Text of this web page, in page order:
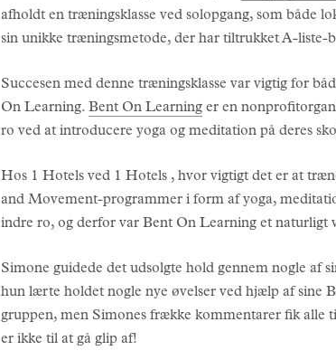
afholdt en træningsklasse ved solopgang, som både
sin unikke træningsmetode, der har tiltrukket A-liste-
Succesen med denne træningsklasse var vigtig for
On Learning. Bent On Learning er en
ro ved at introducere yoga og meditation på deres
Hos 1 Hotels ved 1 Hotels , hvor vigtigt det er at
and Movement-programmer i form af yoga,
indre ro, og derfor var Bent On Learning et naturligt
Simone guidede det udsolgte hold gennem nogle af
hun lærte holdet nogle nye øvelser ved hjælp af sine
gruppen, men Simones frække kommentarer fik alle
er ikke til at gå glip af!